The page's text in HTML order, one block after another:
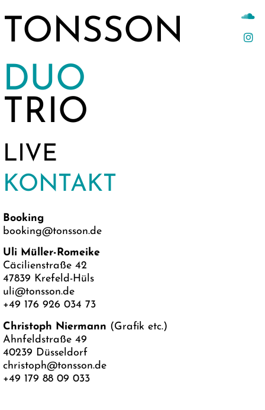
TONSSON
DUO
TRIO
LIVE
KONTAKT
Booking
booking@tonsson.de
Uli Müller-Romeike
Cäcilienstraße 42
47839 Krefeld-Hüls
uli@tonsson.de
+49 176 926 034 73
Christoph Niermann (Grafik etc.)
Ahnfeldstraße 49
40239 Düsseldorf
christoph@tonsson.de
+49 179 88 09 033